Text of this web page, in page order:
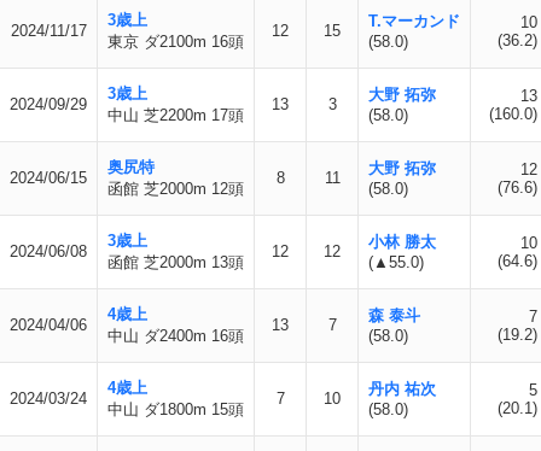
2024/11/17
3歳上
東京 ダ2100m 16頭
12 15
T.マーカンド
(58.0)
10
(36.2)
2024/09/29
3歳上
中山 芝2200m 17頭
13 3
大野 拓弥
(58.0)
13
(160.0)
2024/06/15
奥尻特
函館 芝2000m 12頭
8 11
大野 拓弥
(58.0)
12
(76.6)
2024/06/08
3歳上
函館 芝2000m 13頭
12 12
小林 勝太
(▲55.0)
10
(64.6)
2024/04/06
4歳上
中山 ダ2400m 16頭
13 7
森 泰斗
(58.0)
7
(19.2)
2024/03/24
4歳上
中山 ダ1800m 15頭
7 10
丹内 祐次
(58.0)
5
(20.1)